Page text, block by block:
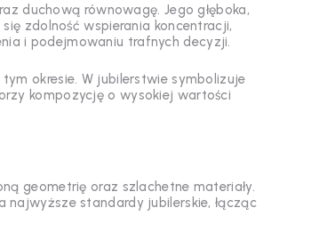
duchową równowagę. Jego głęboka,
zdolność wspierania koncentracji,
i podejmowaniu trafnych decyzji.
okresie. W jubilerstwie symbolizuje
kompozycję o wysokiej wartości
geometrię oraz szlachetne materiały.
standardy jubilerskie, łącząc